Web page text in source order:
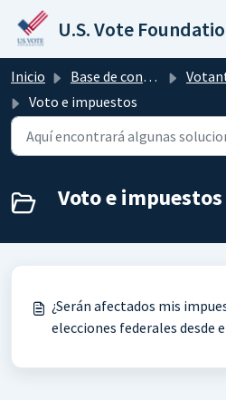
Saltar al contenido principal
U.S. Vote
Inicio Base de conocimientos
Votantes
Voto e impuestos
Voto e impuestos
¿Serán afectados mis
elecciones federales desde